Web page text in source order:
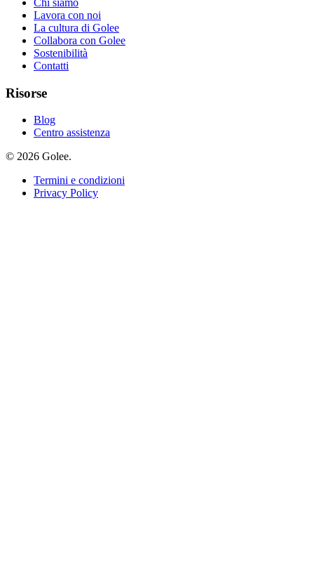
Chi siamo
Lavora con noi
La cultura di Golee
Collabora con Golee
Sostenibilità
Contatti
Risorse
Blog
Centro assistenza
© 2026 Golee.
Termini e condizioni
Privacy Policy